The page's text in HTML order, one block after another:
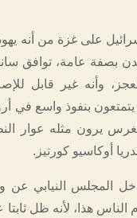
على غزة من أنه
بصفة عامة، توافق
وأنه غير قابل
يتمتعون بنفوذ واسع في
يرون مثله عوار
أوكاسيو كورتيز.
المجلس النيابي عن
يوم الناس هذا، لأنه ظل